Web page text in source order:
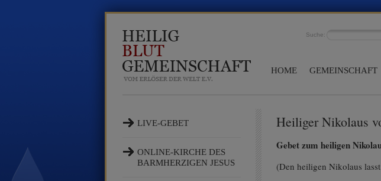
Suche:
HOME GEMEINSCHAFT
LIVE-GEBET
ONLINE-KIRCHE DES
BARMHERZIGEN JESUS
Heiliger Nikolaus
Gebet zum heiligen
(Den heiligen Nikolaus